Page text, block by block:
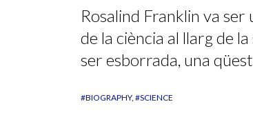
Rosalind Franklin va
de la ciència al llarg de
ser esborrada, una
#BIOGRAPHY #SCIENCE